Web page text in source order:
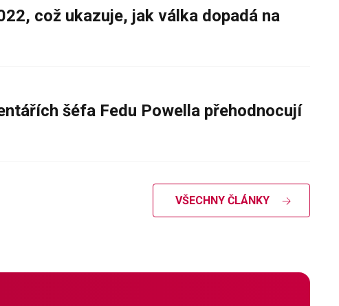
což ukazuje, jak válka dopadá na
šéfa Fedu Powella přehodnocují
VŠECHNY ČLÁNKY